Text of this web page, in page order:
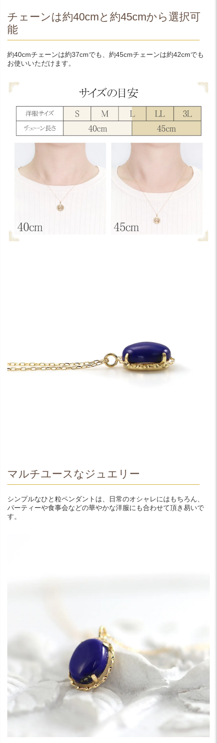
チェーンは約40cmと約45cmから選択可
能
約40cmチェーンは約37cmでも、約45cmチェーンは約42cmでも
お使いいただけます。
マルチユースなジュエリー
シンプルなひと粒ペンダントは、日常のオシャレにはもちろん、
パーティーや食事会などの華やかな洋服にも合わせて頂き易いで
す。